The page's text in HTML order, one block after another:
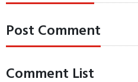
Post Comment
Comment List